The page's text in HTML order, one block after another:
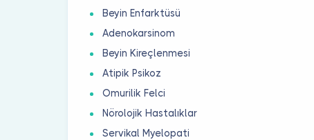
Beyin Enfarktüsü
Adenokarsinom
Beyin Kireçlenmesi
Atipik Psikoz
Omurilik Felci
Nörolojik Hastalıklar
Servikal Myelopati